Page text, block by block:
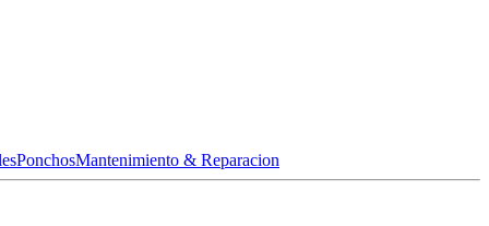
PonchosMantenimiento & Reparacion